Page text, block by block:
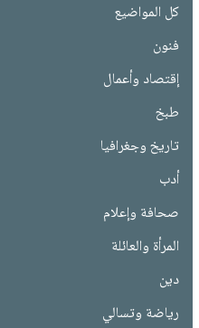
كل المواضيع
فنون
إقتصاد وأعمال
طبخ
تاريخ وجغرافيا
أدب
صحافة وإعلام
المرأة والعائلة
دين
رياضة وتسالي